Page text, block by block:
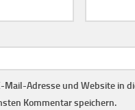
Mail-Adresse und Website in
Kommentar speichern.